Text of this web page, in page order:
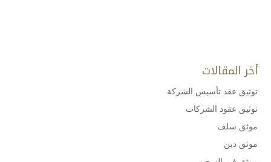
أخر المقالات
توثيق عقد تأسيس الشركة
توثيق عقود الشركات
موثق سلف
موثق دين